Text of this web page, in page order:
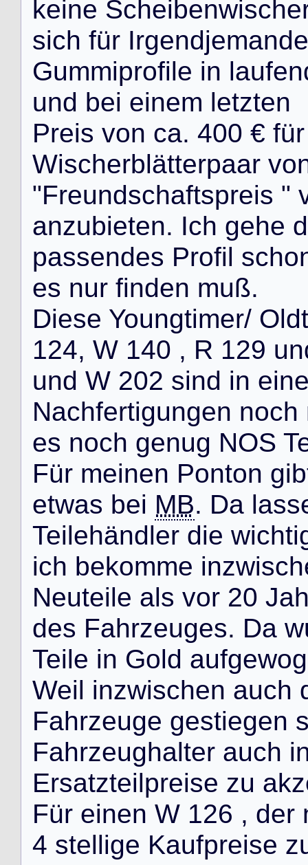
keine Scheibenwische
sich für Irgendjemande
Gummiprofile in laufen
und bei einem letzten
Preis von ca. 400 € für
Wischerblätterpaar vo
"Freundschaftspreis "
anzubieten. Ich gehe d
passendes Profil scho
es nur finden muß.
Diese Youngtimer/ Oldt
124, W 140 , R 129 un
und W 202 sind in ein
Nachfertigungen noch
es noch genug NOS T
Für meinen Ponton gib
etwas bei MB. Da lass
Teilehändler die wichti
ich bekomme inzwisch
Neuteile als vor 20 Ja
des Fahrzeuges. Da w
Teile in Gold aufgewog
Weil inzwischen auch
Fahrzeuge gestiegen
Fahrzeughalter auch i
Ersatzteilpreise zu akz
Für einen W 126 , der
4 stellige Kaufpreise z